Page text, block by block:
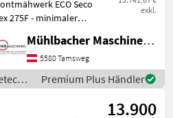
exkl.
ECO Seco
- minimaler
- sauberes
- perfekte Futter
Mühlbacher Maschinen GmbH
5580 Tamsweg
/
Premium Plus Händler
13.900